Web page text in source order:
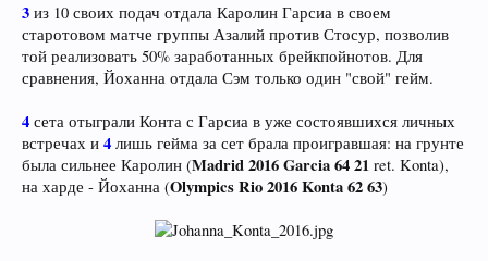
3 из 10 своих подач отдала Каролин Гарсиа в своем
старотовом матче группы Азалий против Стосур, позволив
той реализовать 50% заработанных брейкпойнотов. Для
сравнения, Йоханна отдала Сэм только один "свой" гейм.
4 сета отыграли Конта с Гарсиа в уже состоявшихся личных
встречах и 4 лишь гейма за сет брала проигравшая: на грунте
была сильнее Каролин (Madrid 2016 Garcia 64 21 ret. Konta),
на харде - Йоханна (Olympics Rio 2016 Konta 62 63)